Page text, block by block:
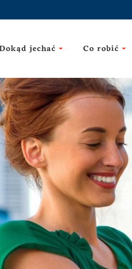
jechać Co robić